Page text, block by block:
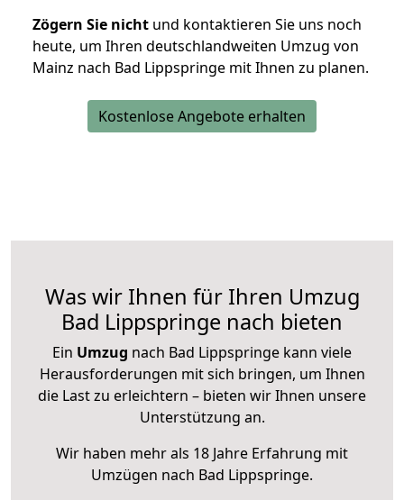
Zögern Sie nicht und kontaktieren Sie uns noch
heute, um Ihren deutschlandweiten Umzug von
Mainz nach Bad Lippspringe mit Ihnen zu planen.
Kostenlose Angebote erhalten
Was wir Ihnen für Ihren Umzug
Bad Lippspringe nach bieten
Ein Umzug nach Bad Lippspringe kann viele
Herausforderungen mit sich bringen, um Ihnen
die Last zu erleichtern – bieten wir Ihnen unsere
Unterstützung an.
Wir haben mehr als 18 Jahre Erfahrung mit
Umzügen nach Bad Lippspringe.